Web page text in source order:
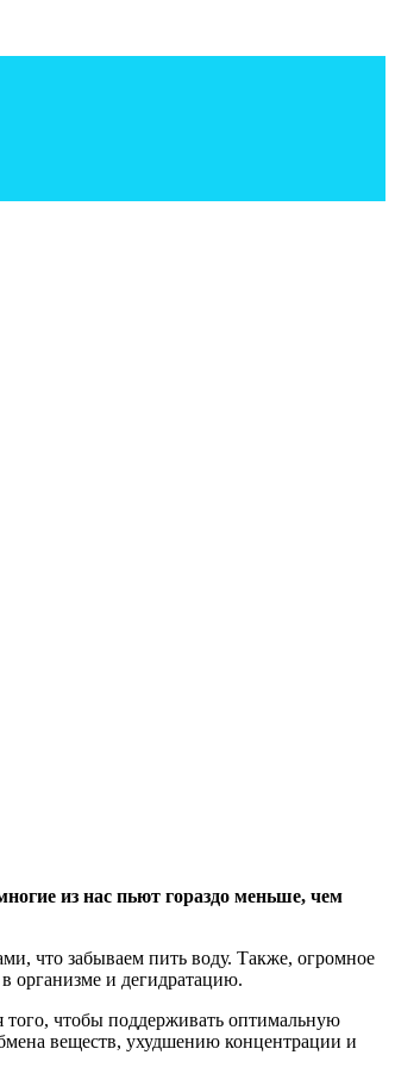
из нас пьют гораздо меньше, чем
что забываем пить воду. Также, огромное
организме и дегидратацию.
того, чтобы поддерживать оптимальную
веществ, ухудшению концентрации и